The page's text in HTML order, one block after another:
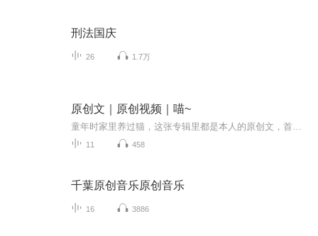
刑法国庆
26 1.7万
原创文｜原创视频｜喵~
11 458
千葉原创音乐原创音乐
16 3886